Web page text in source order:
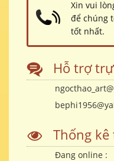
Xin vui
để chúng
tốt nhất.
Hỗ trợ
Thống
Đang online :